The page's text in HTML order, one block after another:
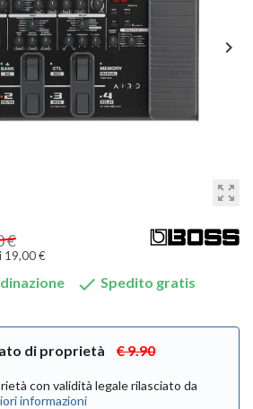
zoom_out_map

€
19,00 €
 Spedito gratis
di proprietà
€ 9.90
con validità legale rilasciato da
informazioni